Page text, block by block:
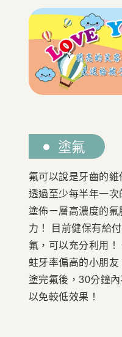
塗氟
氟可以說是牙齒的
透過至少每半年一
塗佈ㄧ層高濃度的
力！ 目前健保有給
氟，可以充分利用
蛀牙率偏高的小朋友
塗完氟後，30分鐘
以免較低效果！